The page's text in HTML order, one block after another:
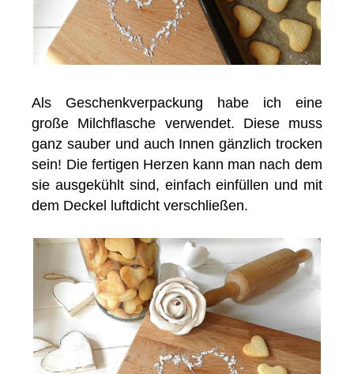
Als Geschenkverpackung habe ich eine
große Milchflasche verwendet. Diese muss
ganz sauber und auch Innen gänzlich trocken
sein! Die fertigen Herzen kann man nach dem
sie ausgekühlt sind, einfach einfüllen und mit
dem Deckel luftdicht verschließen.